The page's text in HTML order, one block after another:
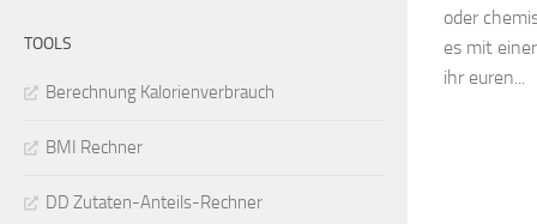
oder
es mit
ihr euren...
TOOLS
Berechnung Kalorienverbrauch
BMI Rechner
DD Zutaten-Anteils-Rechner